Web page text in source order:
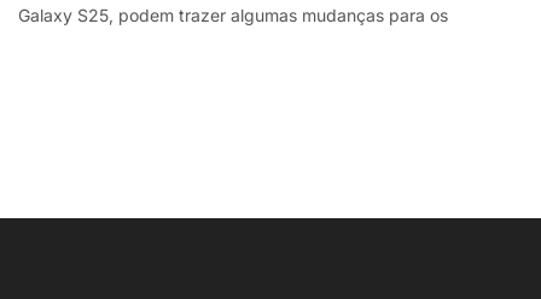
F2 Plus, and MaxG2 e-scooters review
Galaxy S25, podem trazer algumas mudanças para os